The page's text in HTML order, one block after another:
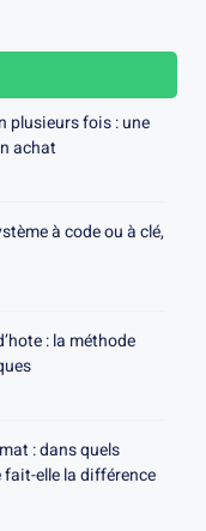
plusieurs fois : une
achat
à code ou à clé,
: la méthode
: dans quels
elle la différence